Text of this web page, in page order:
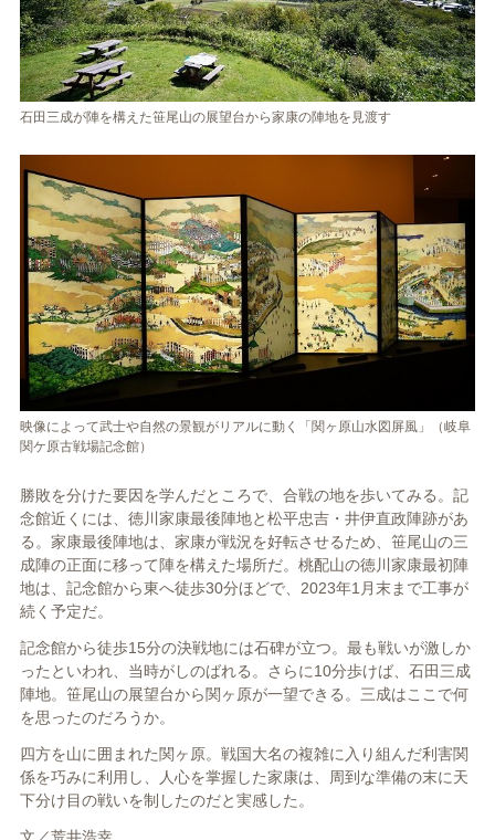
石田三成が陣を構えた笹尾山の展望台から家康の陣地を見渡す
映像によって武士や自然の景観がリアルに動く「関ヶ原山水図屏風」（岐阜
関ケ原古戦場記念館）
勝敗を分けた要因を学んだところで、合戦の地を歩いてみる。記
念館近くには、徳川家康最後陣地と松平忠吉・井伊直政陣跡があ
る。家康最後陣地は、家康が戦況を好転させるため、笹尾山の三
成陣の正面に移って陣を構えた場所だ。桃配山の徳川家康最初陣
地は、記念館から東へ徒歩30分ほどで、2023年1月末まで工事が
続く予定だ。
記念館から徒歩15分の決戦地には石碑が立つ。最も戦いが激しか
ったといわれ、当時がしのばれる。さらに10分歩けば、石田三成
陣地。笹尾山の展望台から関ヶ原が一望できる。三成はここで何
を思ったのだろうか。
四方を山に囲まれた関ヶ原。戦国大名の複雑に入り組んだ利害関
係を巧みに利用し、人心を掌握した家康は、周到な準備の末に天
下分け目の戦いを制したのだと実感した。